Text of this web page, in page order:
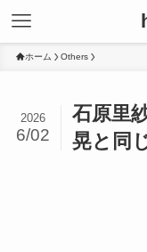
ホーム Others
石原里
晃と同
2026
6/02